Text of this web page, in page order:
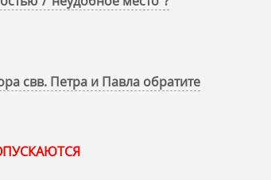
свв. Петра и Павла обратите